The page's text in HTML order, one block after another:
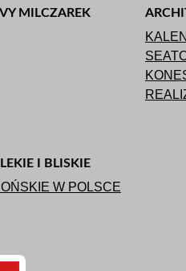
MILCZAREK
I BLISKIE
W POLSCE